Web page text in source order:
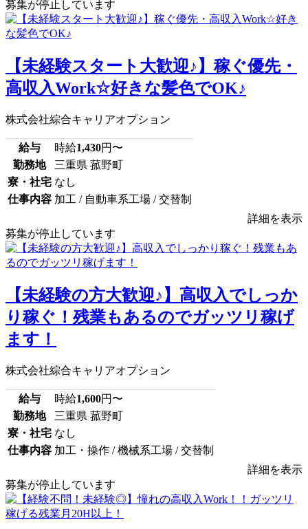
募集が停止しています
【未経験スタート大歓迎♪】稼ぐ優先・
高収入Work☆好きな髪色でOK♪
株式会社綜合キャリアオプション
給与 時給1,430円〜
勤務地
三重県 菰野町
寮・社宅 なし
仕事内容 加工 / 自動車系工場 / 交替制
詳細を表示
募集が停止しています
【未経験の方大歓迎♪】高収入でしっか
り稼ぐ！残業もあるのでガッツリ稼げ
ます！
株式会社綜合キャリアオプション
給与 時給1,600円〜
勤務地
三重県 菰野町
寮・社宅 なし
仕事内容 加工・操作 / 機械系工場 / 交替制
詳細を表示
募集が停止しています